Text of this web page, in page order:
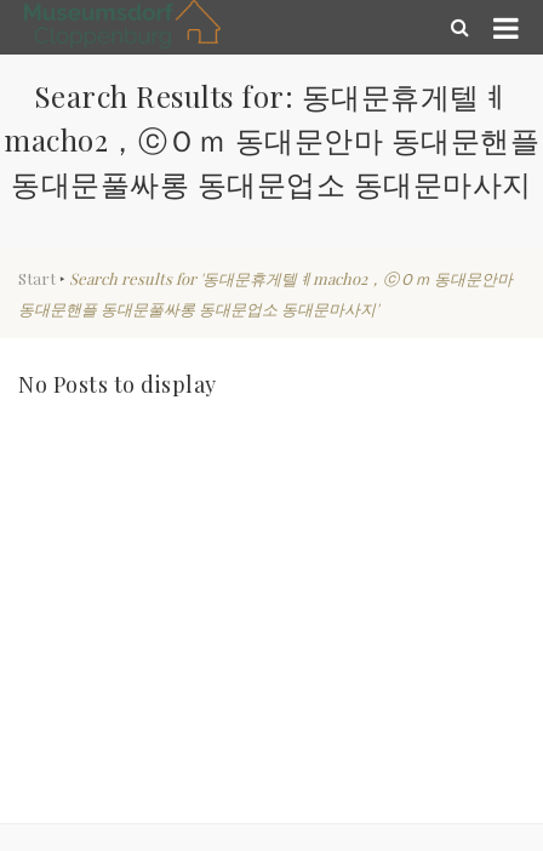
Search Results for: 동대문휴게텔ㅖ
macho2，ⓒＯｍ 동대문안마 동대문핸플
동대문풀싸롱 동대문업소 동대문마사지
Start ‣ Search results for '동대문휴게텔ㅖmacho2，ⓒＯｍ 동대문안마
동대문핸플 동대문풀싸롱 동대문업소 동대문마사지'
No Posts to display